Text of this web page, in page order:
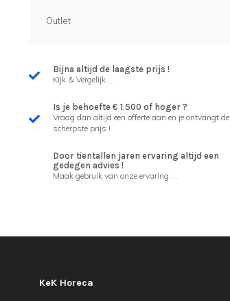
Outlet
Bijna altijd de laagste prijs !
Kijk & Vergelijk ...
Is je behoefte € 1.500 of hoger ?
Vraag dan altijd een offerte aan en je ontvangt de
scherpste prijs !
Door tientallen jaren ervaring altijd een
gedegen advies !
Maak gebruik van onze ervaring ...
KeK Horeca